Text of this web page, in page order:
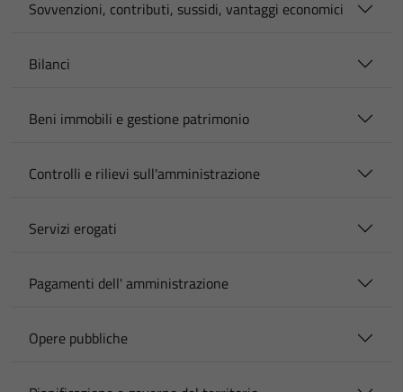
Sovvenzioni, contributi, sussidi, vantaggi economici
Bilanci
Beni immobili e gestione patrimonio
Controlli e rilievi sull'amministrazione
Servizi erogati
Pagamenti dell' amministrazione
Opere pubbliche